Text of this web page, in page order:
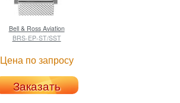
Bell & RossAviation
BRS-EP-ST/SST
Цена по запросу
Заказать